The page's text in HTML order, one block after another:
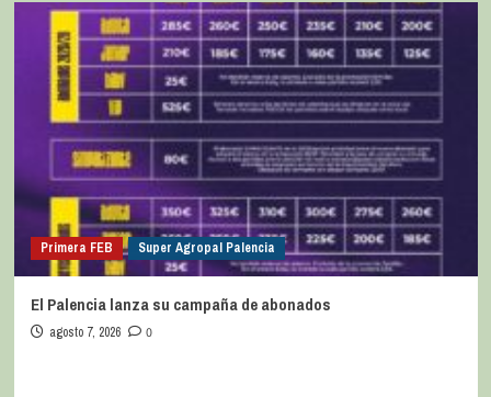
Primera FEB Super Agropal Palencia
El Palencia lanza su campaña de abonados
agosto 7, 2026 0